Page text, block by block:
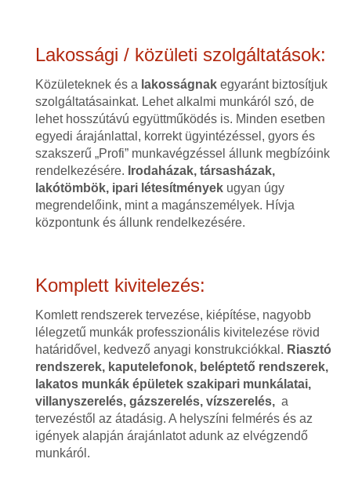
Lakossági / közületi szolgáltatások:
Közületeknek és a lakosságnakegyaránt biztosítjuk
szolgáltatásainkat. Lehet alkalmi munkáról szó, de
lehet hosszútávú együttműködés is. Minden esetben
egyedi árajánlattal, korrekt ügyintézéssel, gyors és
szakszerű „Profi” munkavégzéssel állunk megbízóink
rendelkezésére. Irodaházak, társasházak,
lakótömbök, ipari létesítményekugyan úgy
megrendelőink, mint a magánszemélyek. Hívja
központunk és állunk rendelkezésére.
Komplett kivitelezés:
Komlett rendszerek tervezése, kiépítése, nagyobb
lélegzetű munkák professzionális kivitelezése rövid
határidővel, kedvező anyagi konstrukciókkal. Riasztó
rendszerek, kaputelefonok, beléptető rendszerek,
lakatos munkák épületek szakipari munkálatai,
villanyszerelés, gázszerelés, vízszerelés,a
tervezéstől az átadásig. A helyszíni felmérés és az
igények alapján árajánlatot adunk az elvégzendő
munkáról.